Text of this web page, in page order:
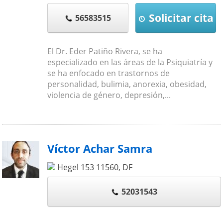
56583515 Solicitar cita
El Dr. Eder Patiño Rivera, se ha
especializado en las áreas de la Psiquiatría y
se ha enfocado en trastornos de
personalidad, bulimia, anorexia, obesidad,
violencia de género, depresión,...
Víctor Achar Samra
Hegel 153 11560, DF
52031543